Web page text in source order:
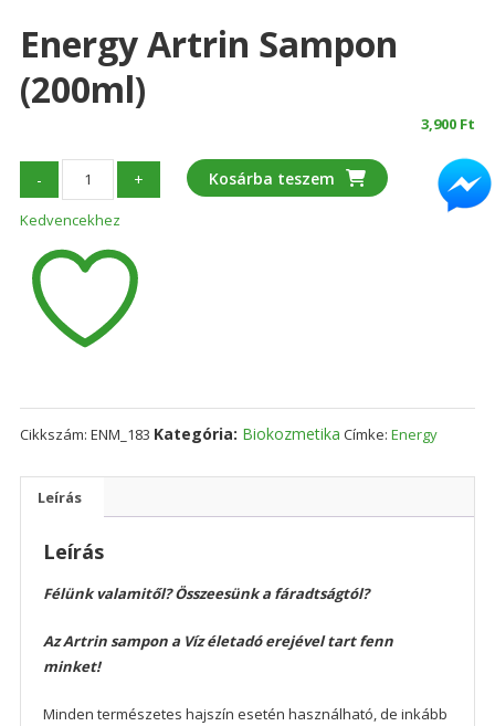
Energy Artrin Sampon
(200ml)
3,900 Ft
-
Energy
Artrin
sampon
(200ml)
mennyiség
+ Kosárba teszem
Kedvencekhez
Cikkszám: ENM_183 Kategória: Biokozmetika Címke: Energy
Leírás
Leírás
Félünk valamitől? Összeesünk a fáradtságtól?
Az Artrin sampon a Víz életadó erejével tart fenn
minket!
Minden természetes hajszín esetén használható, de inkább